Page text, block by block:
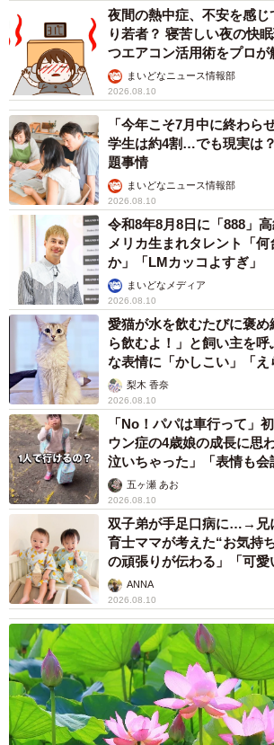
夜間の熱中症、不安を感じ
り若者？ 寝苦しい夜の快
つエアコン活用術をプロが
まいどなニュース情報部
2026.08.10
「今年こそ7月中に終わら
学生は約4割…でも現実は
題事情
まいどなニュース情報部
2026.08.10
令和8年8月8日に「888」
メリカ生まれタレント「
か」「LMカッコよすぎ」
まいどなメディア
2026.08.10
愛猫が水を飲むたびに褒
ら飲むよ！」と飼い主を
な表情に「かしこい」「え
梨木 香奈
2026.08.10
「No！パパは車行って」
ウン症の4歳娘の成長に思
泣いちゃった」「表情も会
五ヶ瀬 あお
2026.08.10
双子弟が手足口病に…→兄
育士ママが考えた“お気持
の頑張りが伝わる」「可愛
ANNA
2026.08.10